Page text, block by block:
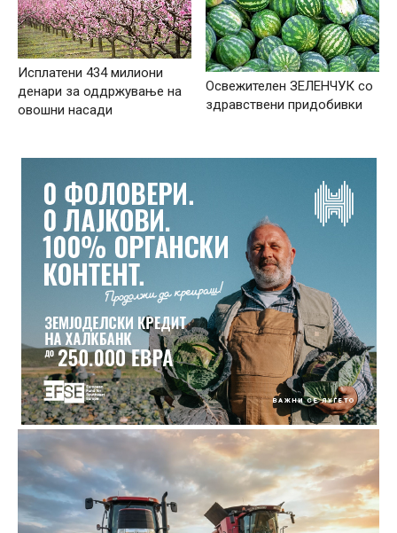
Исплатени 434 милиони
денари за оддржување на
овошни насaди
Освежителен ЗЕЛЕНЧУК со
здравствени придобивки